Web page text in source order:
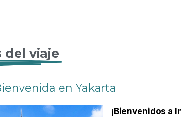
del viaje
en Yakarta
¡Bienvenidos a